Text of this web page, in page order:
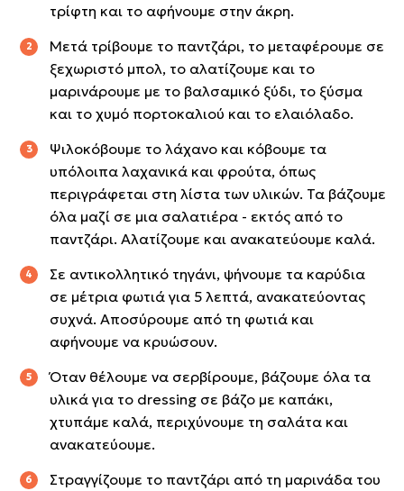
τρίφτη και το αφήνουμε στην άκρη.
Μετά τρίβουμε το παντζάρι, το μεταφέρουμε σε
ξεχωριστό μπολ, το αλατίζουμε και το
μαρινάρουμε με το βαλσαμικό ξύδι, το ξύσμα
και το χυμό πορτοκαλιού και το ελαιόλαδο.
Ψιλοκόβουμε το λάχανο και κόβουμε τα
υπόλοιπα λαχανικά και φρούτα, όπως
περιγράφεται στη λίστα των υλικών. Τα βάζουμε
όλα μαζί σε μια σαλατιέρα - εκτός από το
παντζάρι. Αλατίζουμε και ανακατεύουμε καλά.
Σε αντικολλητικό τηγάνι, ψήνουμε τα καρύδια
σε μέτρια φωτιά για 5 λεπτά, ανακατεύοντας
συχνά. Αποσύρουμε από τη φωτιά και
αφήνουμε να κρυώσουν.
Όταν θέλουμε να σερβίρουμε, βάζουμε όλα τα
υλικά για το dressing σε βάζο με καπάκι,
χτυπάμε καλά, περιχύνουμε τη σαλάτα και
ανακατεύουμε.
Στραγγίζουμε το παντζάρι από τη μαρινάδα του